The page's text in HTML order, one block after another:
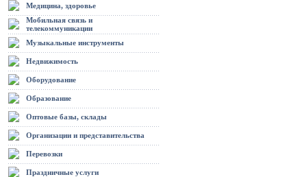
Медицина, здоровье
Мобильная связь и
телекоммуникации
Музыкальные инструменты
Недвижимость
Оборудование
Образование
Оптовые базы, склады
Организации и представительства
Перевозки
Праздничные услуги